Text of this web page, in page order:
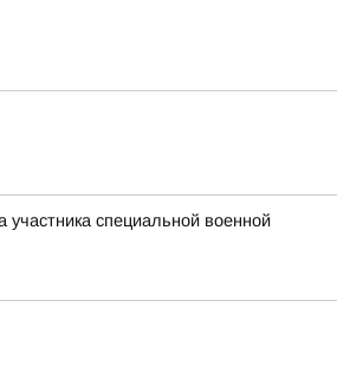
специальной военной